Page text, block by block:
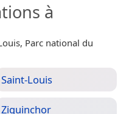
à
Parc national du
Saint-Louis
Ziguinchor